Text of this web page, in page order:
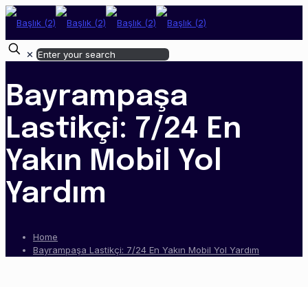
✕
Bayrampaşa
Lastikçi: 7/24 En
Yakın Mobil Yol
Yardım
Home
Bayrampaşa Lastikçi: 7/24 En Yakın Mobil Yol Yardım